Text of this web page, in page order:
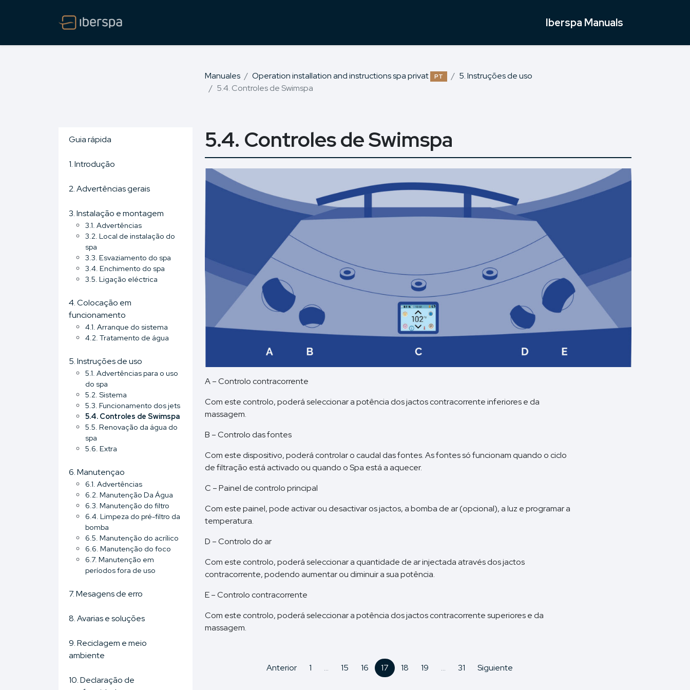
Iberspa Manuals
Manuales Operation installation and instructions spa privat PT
5. Instruções de uso
5.4. Controles de Swimspa
Guia rápida
1. Introdução
2. Advertências gerais
3. Instalação e montagem
3.1. Advertências
3.2. Local de instalação do
spa
3.3. Esvaziamento do spa
3.4. Enchimento do spa
3.5. Ligação eléctrica
4. Colocação em
funcionamento
4.1. Arranque do sistema
4.2. Tratamento de água
5. Instruções de uso
5.1. Advertências para o uso
do spa
5.2. Sistema
5.3. Funcionamento dos jets
5.4. Controles de Swimspa
5.5. Renovação da água do
spa
5.6. Extra
6. Manutençao
6.1. Advertências
6.2. Manutenção Da Água
6.3. Manutenção do filtro
6.4. Limpeza do pré-filtro da
bomba
6.5. Manutenção do acrílico
6.6. Manutenção do foco
6.7. Manutenção em
períodos fora de uso
7. Mesagens de erro
8. Avarias e soluções
9. Reciclagem e meio
ambiente
10. Declaração de
5.4. Controles de Swimspa
A – Controlo contracorrente
Com este controlo, poderá seleccionar a potência dos jactos contracorrente inferiores e da
massagem.
B – Controlo das fontes
Com este dispositivo, poderá controlar o caudal das fontes. As fontes só funcionam quando o ciclo
de filtração está activado ou quando o Spa está a aquecer.
C – Painel de controlo principal
Com este painel, pode activar ou desactivar os jactos, a bomba de ar (opcional), a luz e programar a
temperatura.
D – Controlo do ar
Com este controlo, poderá seleccionar a quantidade de ar injectada através dos jactos
contracorrente, podendo aumentar ou diminuir a sua potência.
E – Controlo contracorrente
Com este controlo, poderá seleccionar a potência dos jactos contracorrente superiores e da
massagem.
Anterior 1 ... 15 16 17 18 19 ... 31 Siguiente